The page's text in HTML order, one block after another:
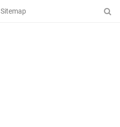
Sitemap